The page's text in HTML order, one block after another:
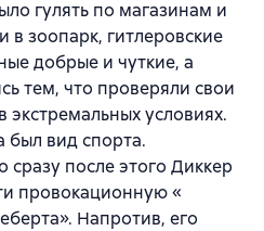
гулять по магазинам и
в зоопарк, гитлеровские
добрые и чуткие, а
тем, что проверяли свои
экстремальных условиях.
был вид спорта.
сразу после этого Диккер
провокационную «
Напротив, его